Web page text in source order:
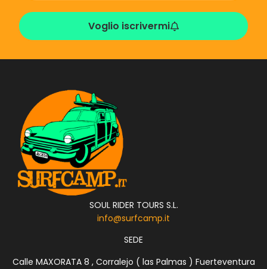
Voglio iscrivermi
SOUL RIDER TOURS S.L.
info@surfcamp.it
SEDE
Calle MAXORATA 8 , Corralejo ( las Palmas ) Fuerteventura